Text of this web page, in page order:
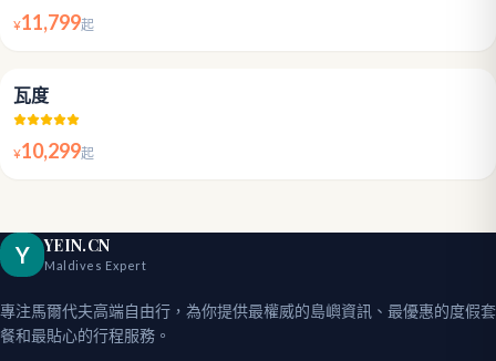
¥11,799起
瓦度
¥10,299起
Y YEIN.CN
Maldives Expert
專注馬爾代夫高端自由行，為你提供最權威的島嶼資訊、最優惠的度假套
餐和最貼心的行程服務。